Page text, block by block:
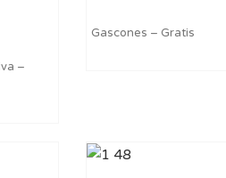
–
Gascones – Gratis